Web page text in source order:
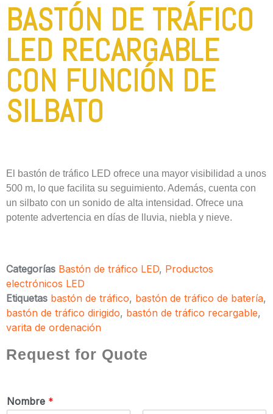
BASTÓN DE TRÁFICO
LED RECARGABLE
CON FUNCIÓN DE
SILBATO
El bastón de tráfico LED ofrece una mayor visibilidad a unos
500 m, lo que facilita su seguimiento. Además, cuenta con
un silbato con un sonido de alta intensidad. Ofrece una
potente advertencia en días de lluvia, niebla y nieve.
Categorías Bastón de tráfico LED, Productos
electrónicos LED
Etiquetas bastón de tráfico, bastón de tráfico de batería,
bastón de tráfico dirigido, bastón de tráfico recargable,
varita de ordenación
Request for Quote
Nombre *